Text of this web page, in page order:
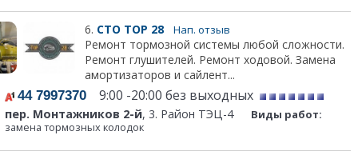
6. СТО ТОР 28 Нап. отзыв
Ремонт тормозной системы любой сложности.
Ремонт глушителей. Ремонт ходовой. Замена
амортизаторов и сайлент...
44 7997370 9:00 -20:00 без выходных
пер. Монтажников 2-й, 3. Район ТЭЦ-4
Виды работ:
замена тормозных колодок